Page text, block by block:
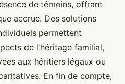
de témoins, offrant
accrue. Des solutions
permettent
de l'héritage familial,
aux héritiers légaux ou
En fin de compte,